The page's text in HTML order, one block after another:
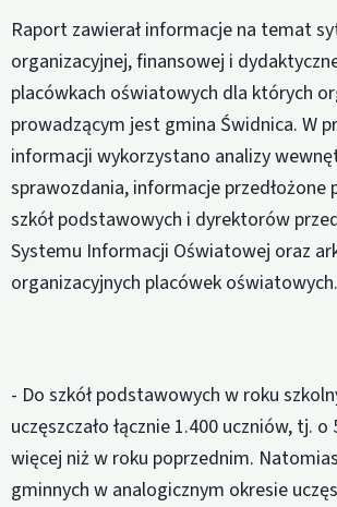
Raport zawierał informacje na temat
organizacyjnej, finansowej i
placówkach oświatowych dla których
prowadzącym jest gmina Świdnica. W
informacji wykorzystano analizy
sprawozdania, informacje przedłożone
szkół podstawowych i dyrektorów
Systemu Informacji Oświatowej oraz
organizacyjnych placówek oświatowych.
- Do szkół podstawowych w roku
uczęszczało łącznie 1.400 uczniów, tj.
więcej niż w roku poprzednim.
gminnych w analogicznym okresie